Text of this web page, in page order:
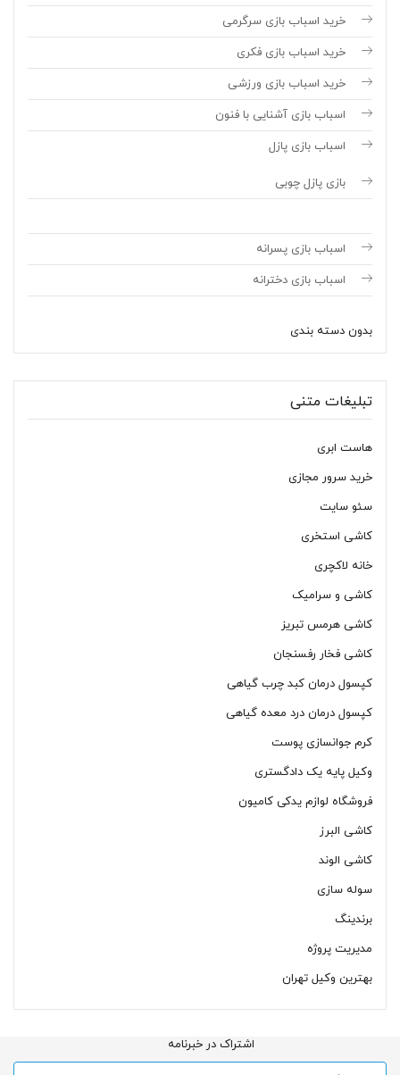
خرید اسباب بازی سرگرمی
خرید اسباب بازی فکری
خرید اسباب بازی ورزشی
اسباب بازی آشنایی با فنون
اسباب بازی پازل
بازی پازل چوبی
اسباب بازی پسرانه
اسباب بازی دخترانه
بدون دسته بندی
تبلیغات متنی
هاست ابری
خرید سرور مجازی
سئو سایت
کاشی استخری
خانه لاکچری
کاشی و سرامیک
کاشی هرمس تبریز
کاشی فخار رفسنجان
کپسول درمان کبد چرب گیاهی
کپسول درمان درد معده گیاهی
کرم جوانسازی پوست
وکیل پایه یک دادگستری
فروشگاه لوازم یدکی کامیون
کاشی البرز
کاشی الوند
سوله سازی
برندینگ
مدیریت پروژه
بهترین وکیل تهران
اشتراک در خبرنامه